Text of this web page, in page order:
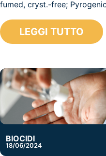
fumed, cryst.-free;
LEGGI TUTTO
BIOCIDI
18/06/2024